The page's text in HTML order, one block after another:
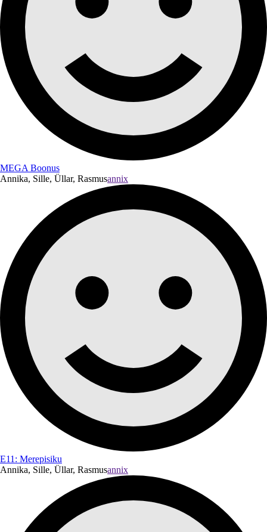
MEGA Boonus
Annika, Sille, Üllar, Rasmusannix
E11: Merepisiku
Annika, Sille, Üllar, Rasmusannix